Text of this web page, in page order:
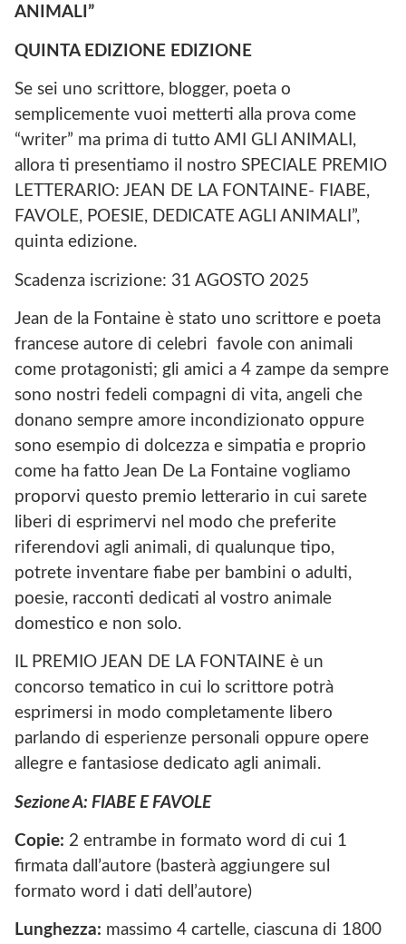
ANIMALI”
QUINTA EDIZIONE EDIZIONE
Se sei uno scrittore, blogger, poeta o
semplicemente vuoi metterti alla prova come
“writer” ma prima di tutto AMI GLI ANIMALI,
allora ti presentiamo il nostro SPECIALE PREMIO
LETTERARIO: JEAN DE LA FONTAINE- FIABE,
FAVOLE, POESIE, DEDICATE AGLI ANIMALI”,
quinta edizione.
Scadenza iscrizione: 31 AGOSTO 2025
Jean de la Fontaine è stato uno scrittore e poeta
francese autore di celebri favole con animali
come protagonisti; gli amici a 4 zampe da sempre
sono nostri fedeli compagni di vita, angeli che
donano sempre amore incondizionato oppure
sono esempio di dolcezza e simpatia e proprio
come ha fatto Jean De La Fontaine vogliamo
proporvi questo premio letterario in cui sarete
liberi di esprimervi nel modo che preferite
riferendovi agli animali, di qualunque tipo,
potrete inventare fiabe per bambini o adulti,
poesie, racconti dedicati al vostro animale
domestico e non solo.
IL PREMIO JEAN DE LA FONTAINE è un
concorso tematico in cui lo scrittore potrà
esprimersi in modo completamente libero
parlando di esperienze personali oppure opere
allegre e fantasiose dedicato agli animali.
Sezione A: FIABE E FAVOLE
Copie: 2 entrambe in formato word di cui 1
firmata dall’autore (basterà aggiungere sul
formato word i dati dell’autore)
Lunghezza: massimo 4 cartelle, ciascuna di 1800